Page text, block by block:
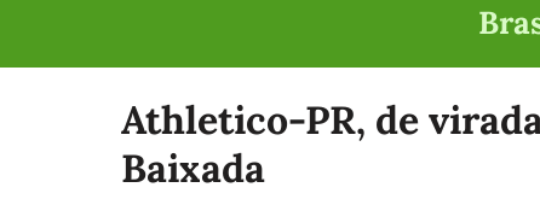
Selecione o time para ver as notícias
Athletico-PR, de
Baixada